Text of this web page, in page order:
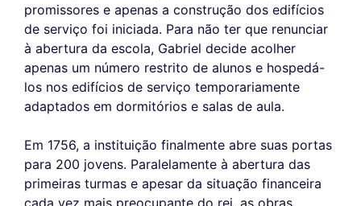
promissores e apenas a construção dos edifícios
de serviço foi iniciada. Para não ter que renunciar
à abertura da escola, Gabriel decide acolher
apenas um número restrito de alunos e hospedá-
los nos edifícios de serviço temporariamente
adaptados em dormitórios e salas de aula.
Em 1756, a instituição finalmente abre suas portas
para 200 jovens. Paralelamente à abertura das
primeiras turmas e apesar da situação financeira